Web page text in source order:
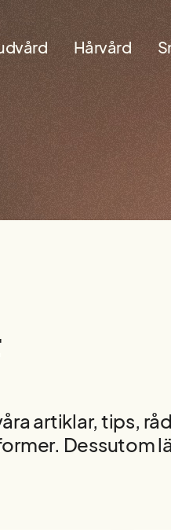
Hårvård
artiklar, tips,
Dessutom